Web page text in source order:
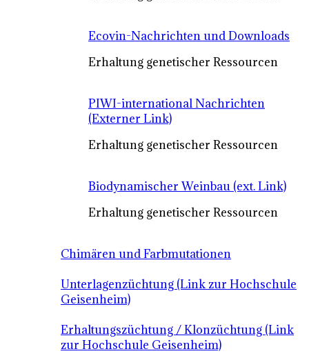
Ecovin-Nachrichten und Downloads
Erhaltung genetischer Ressourcen
PIWI-international Nachrichten
(Externer Link)
Erhaltung genetischer Ressourcen
Biodynamischer Weinbau (ext. Link)
Erhaltung genetischer Ressourcen
Chimären und Farbmutationen
Unterlagenzüchtung (Link zur Hochschule
Geisenheim)
Erhaltungszüchtung / Klonzüchtung (Link
zur Hochschule Geisenheim)